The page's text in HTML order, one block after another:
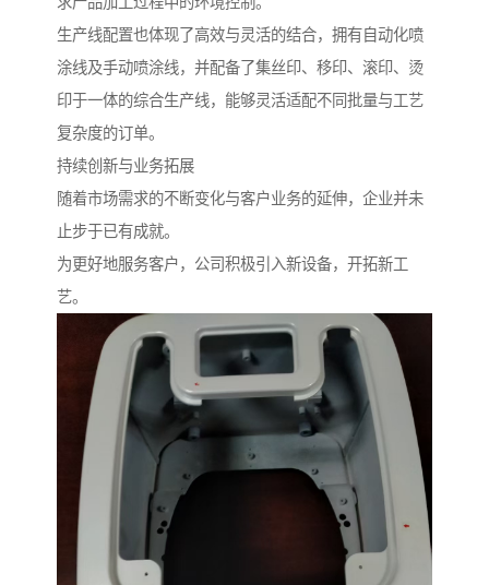
生产线配置也体现了高效与灵活的结合，拥有自动化喷
涂线及手动喷涂线，并配备了集丝印、移印、滚印、烫
印于一体的综合生产线，能够灵活适配不同批量与工艺
复杂度的订单。
持续创新与业务拓展
随着市场需求的不断变化与客户业务的延伸，企业并未
止步于已有成就。
为更好地服务客户，公司积极引入新设备，开拓新工
艺。